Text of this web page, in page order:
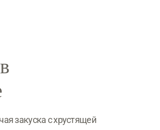
закуска с хрустящей